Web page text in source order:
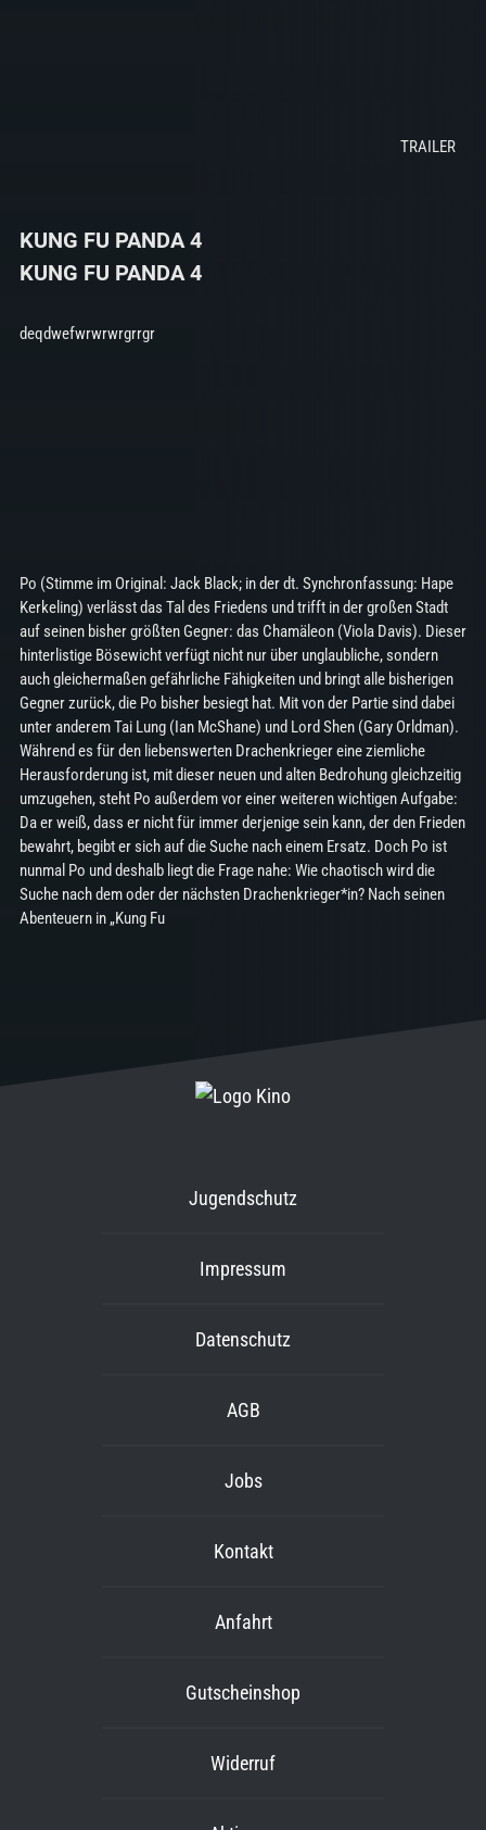
KUNG FU PANDA 4
KUNG FU PANDA 4
deqdwefwrwrwrgrrgr
Po (Stimme im Original: Jack Black; in der dt. Synchronfassung: Hape
Kerkeling) verlässt das Tal des Friedens und trifft in der großen Stadt
auf seinen bisher größten Gegner: das Chamäleon (Viola Davis). Dieser
hinterlistige Bösewicht verfügt nicht nur über unglaubliche, sondern
auch gleichermaßen gefährliche Fähigkeiten und bringt alle bisherigen
Gegner zurück, die Po bisher besiegt hat. Mit von der Partie sind dabei
unter anderem Tai Lung (Ian McShane) und Lord Shen (Gary Orldman).
Während es für den liebenswerten Drachenkrieger eine ziemliche
Herausforderung ist, mit dieser neuen und alten Bedrohung gleichzeitig
umzugehen, steht Po außerdem vor einer weiteren wichtigen Aufgabe:
Da er weiß, dass er nicht für immer derjenige sein kann, der den Frieden
bewahrt, begibt er sich auf die Suche nach einem Ersatz. Doch Po ist
nunmal Po und deshalb liegt die Frage nahe: Wie chaotisch wird die
Suche nach dem oder der nächsten Drachenkrieger*in? Nach seinen
Abenteuern in „Kung Fu
Jugendschutz
Impressum
Datenschutz
AGB
Jobs
Kontakt
Anfahrt
Gutscheinshop
Widerruf